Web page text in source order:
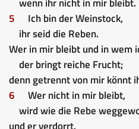
5
Ich bin der Weinstock,
ihr seid die Reben.
Wer in mir bleibt und in wem
der bringt reiche Frucht;
denn getrennt von mir könnt
6
Wer nicht in mir bleibt,
wird wie die Rebe